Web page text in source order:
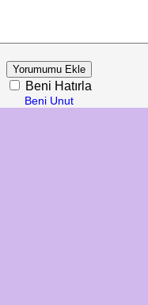
Beni Hatırla
Beni Unut